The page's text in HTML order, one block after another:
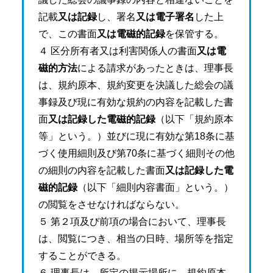
記載又は記録し、署名 又は電子署名 した上
で、この書面又は電磁的記録を保管する。
４ 区分所有者又は利害関係人の書面又は電
磁的方法による請求があったときは、理事長
は、規約原本、規約変更を決議した総会の議
事録及び現に有効な規約の内容を記載した書
面又は記録した電磁的記録（以下「規約原本
等」という。）並びに現に有効な第18条に基
づく使用細則及び第70条に基づく細則その他
の細則の内容を記載した書面又は記録した電
磁的記録（以下「細則内容書面」という。）
の閲覧をさせなければならない。
５ 第２項及び前項の場合において、理事長
は、閲覧につき、相当の日時、場所等を指定
することができる。